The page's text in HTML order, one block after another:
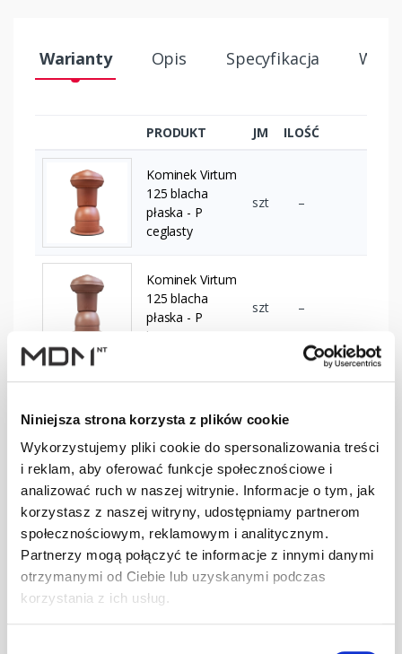
Niniejsza strona korzysta z plików cookie
Wykorzystujemy pliki cookie do spersonalizowania treści
i reklam, aby oferować funkcje społecznościowe i
analizować ruch w naszej witrynie. Informacje o tym, jak
korzystasz z naszej witryny, udostępniamy partnerom
społecznościowym, reklamowym i analitycznym.
Partnerzy mogą połączyć te informacje z innymi danymi
otrzymanymi od Ciebie lub uzyskanymi podczas
korzystania z ich usług.
Warianty Opis Specyfikacja
PRODUKT JM ILOŚĆ
Kominek Virtum
125 blacha
płaska - P
ceglasty
szt –
Kominek Virtum
125 blacha
płaska - P
brązowy
szt –
Kominek Virtum
płaska - P
czarny
Kominek Virtum
125 blacha
płaska - P
ciemnobrązowy
szt –
Kominek Virtum